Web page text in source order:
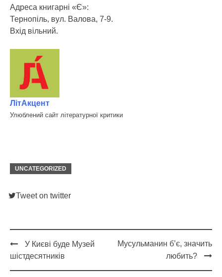
Адреса книгарні «Є»:
Тернопіль, вул. Валова, 7-9.
Вхід вільний.
ЛітАкцент
Улюблений сайт літературної критики
UNCATEGORIZED
Tweet on twitter
Post
navigation
У Києві буде Музей
шістдесятників
Мусульманин б’є, значить
любить?